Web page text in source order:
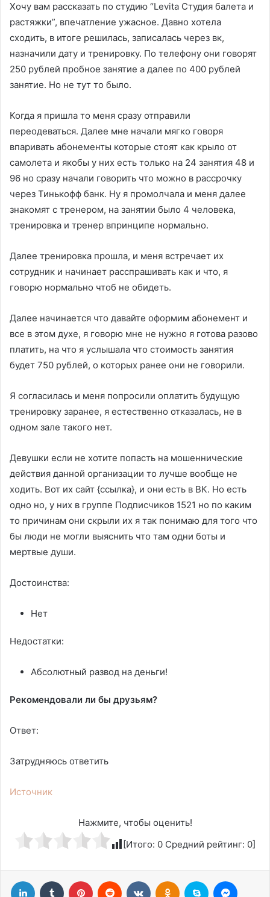
Хочу вам рассказать по студию “Levita Студия балета и
растяжки”, впечатление ужасное. Давно хотела
сходить, в итоге решилась, записалась через вк,
назначили дату и тренировку. По телефону они говорят
250 рублей пробное занятие а далее по 400 рублей
занятие. Но не тут то было.
Когда я пришла то меня сразу отправили
переодеваться. Далее мне начали мягко говоря
впаривать абонементы которые стоят как крыло от
самолета и якобы у них есть только на 24 занятия 48 и
96 но сразу начали говорить что можно в рассрочку
через Тинькофф банк. Ну я промолчала и меня далее
знакомят с тренером, на занятии было 4 человека,
тренировка и тренер впринципе нормально.
Далее тренировка прошла, и меня встречает их
сотрудник и начинает расспрашивать как и что, я
говорю нормально чтоб не обидеть.
Далее начинается что давайте оформим абонемент и
все в этом духе, я говорю мне не нужно я готова разово
платить, на что я услышала что стоимость занятия
будет 750 рублей, о которых ранее они не говорили.
Я согласилась и меня попросили оплатить будущую
тренировку заранее, я естественно отказалась, не в
одном зале такого нет.
Девушки если не хотите попасть на мошеннические
действия данной организации то лучше вообще не
ходить. Вот их сайт {ссылка}, и они есть в ВК. Но есть
одно но, у них в группе Подписчиков 1521 но по каким
то причинам они скрыли их я так понимаю для того что
бы люди не могли выяснить что там одни боты и
мертвые души.
Достоинства:
Нет
Недостатки:
Абсолютный развод на деньги!
Рекомендовали ли бы друзьям?
Ответ:
Затрудняюсь ответить
Источник
Нажмите, чтобы оценить!
[Итого: 0 Средний рейтинг: 0]
LinkedIn Tumblr Pinterest Reddit ВконтактеОдноклассники
Skype